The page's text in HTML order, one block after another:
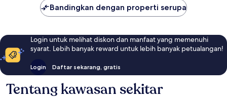
Bandingkan dengan properti serupa
Login untuk melihat diskon dan manfaat yang memenuhi
syarat. Lebih banyak reward untuk lebih banyak petualangan!
Login Daftar sekarang, gratis
Tentang kawasan sekitar